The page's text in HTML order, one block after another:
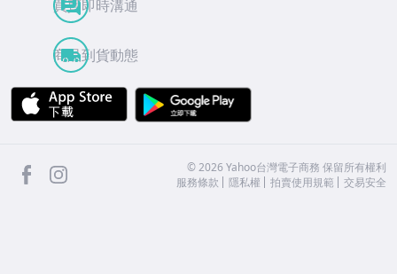
買賣即時溝通
商品到貨動態
APP Store
facebook ©2026 Yahoo台灣電子商務 保留所有權利
服務條款
隱私權 拍賣使用規範 交易安全